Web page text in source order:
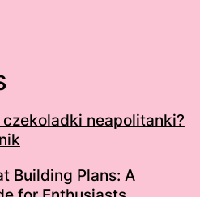
neapolitanki?
Building Plans: A